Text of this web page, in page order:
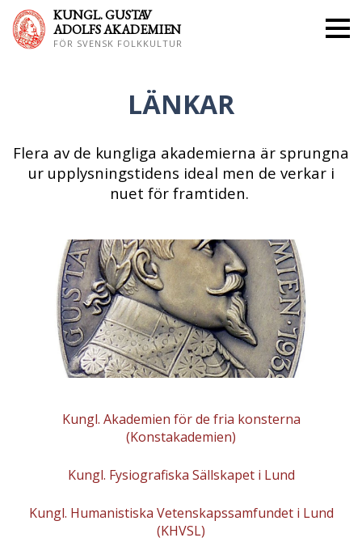
KUNGL. GUSTAV
ADOLFS AKADEMIEN
FÖR SVENSK FOLKKULTUR
LÄNKAR
Flera av de kungliga akademierna är sprungna
ur upplysningstidens ideal men de verkar i
nuet för framtiden.
Kungl. Akademien för de fria konsterna
(Konstakademien)
Kungl. Fysiografiska Sällskapet i Lund
Kungl. Humanistiska Vetenskapssamfundet i Lund
(KHVSL)